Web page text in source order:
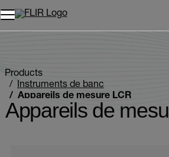
Unread messages
Modèle
Supprimer
articles
Ajouter au panier
Ajouté au panier
Products
Instruments de banc
Appareils de mesure LCR
Appareils de